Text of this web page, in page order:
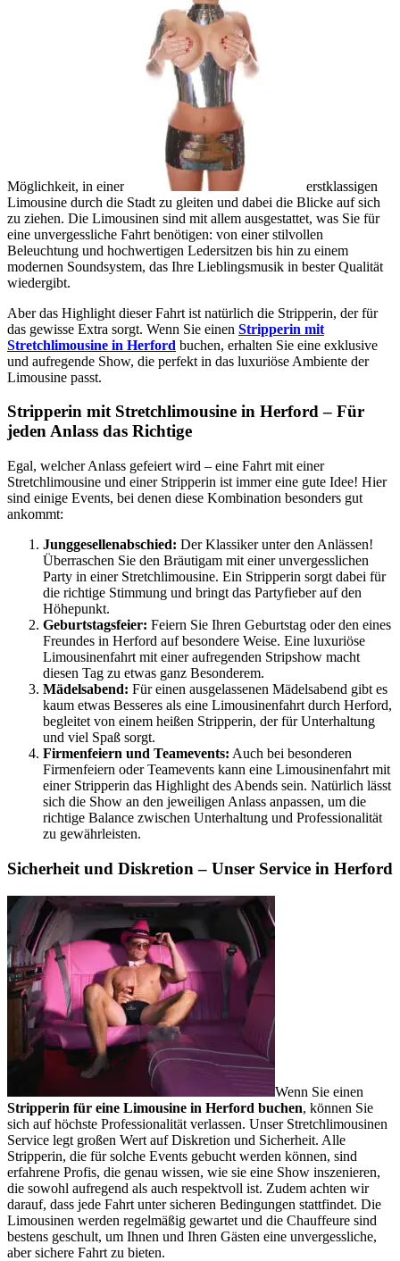
Möglichkeit, in einer
erstklassigen
Limousine durch die Stadt zu gleiten und dabei die Blicke auf sich
zu ziehen. Die Limousinen sind mit allem ausgestattet, was Sie für
eine unvergessliche Fahrt benötigen: von einer stilvollen
Beleuchtung und hochwertigen Ledersitzen bis hin zu einem
modernen Soundsystem, das Ihre Lieblingsmusik in bester Qualität
wiedergibt.
Aber das Highlight dieser Fahrt ist natürlich die Stripperin, der für
das gewisse Extra sorgt. Wenn Sie einen Stripperin mit
Stretchlimousine in Herford buchen, erhalten Sie eine exklusive
und aufregende Show, die perfekt in das luxuriöse Ambiente der
Limousine passt.
Stripperin mit Stretchlimousine in Herford – Für
jeden Anlass das Richtige
Egal, welcher Anlass gefeiert wird – eine Fahrt mit einer
Stretchlimousine und einer Stripperin ist immer eine gute Idee! Hier
sind einige Events, bei denen diese Kombination besonders gut
ankommt:
Junggesellenabschied: Der Klassiker unter den Anlässen!
Überraschen Sie den Bräutigam mit einer unvergesslichen
Party in einer Stretchlimousine. Ein Stripperin sorgt dabei für
die richtige Stimmung und bringt das Partyfieber auf den
Höhepunkt.
Geburtstagsfeier: Feiern Sie Ihren Geburtstag oder den eines
Freundes in Herford auf besondere Weise. Eine luxuriöse
Limousinenfahrt mit einer aufregenden Stripshow macht
diesen Tag zu etwas ganz Besonderem.
Mädelsabend: Für einen ausgelassenen Mädelsabend gibt es
kaum etwas Besseres als eine Limousinenfahrt durch Herford,
begleitet von einem heißen Stripperin, der für Unterhaltung
und viel Spaß sorgt.
Firmenfeiern und Teamevents: Auch bei besonderen
Firmenfeiern oder Teamevents kann eine Limousinenfahrt mit
einer Stripperin das Highlight des Abends sein. Natürlich lässt
sich die Show an den jeweiligen Anlass anpassen, um die
richtige Balance zwischen Unterhaltung und Professionalität
zu gewährleisten.
Sicherheit und Diskretion – Unser Service in Herford
Wenn Sie einen
Stripperin für eine Limousine in Herford buchen, können Sie
sich auf höchste Professionalität verlassen. Unser Stretchlimousinen
Service legt großen Wert auf Diskretion und Sicherheit. Alle
Stripperin, die für solche Events gebucht werden können, sind
erfahrene Profis, die genau wissen, wie sie eine Show inszenieren,
die sowohl aufregend als auch respektvoll ist. Zudem achten wir
darauf, dass jede Fahrt unter sicheren Bedingungen stattfindet. Die
Limousinen werden regelmäßig gewartet und die Chauffeure sind
bestens geschult, um Ihnen und Ihren Gästen eine unvergessliche,
aber sichere Fahrt zu bieten.